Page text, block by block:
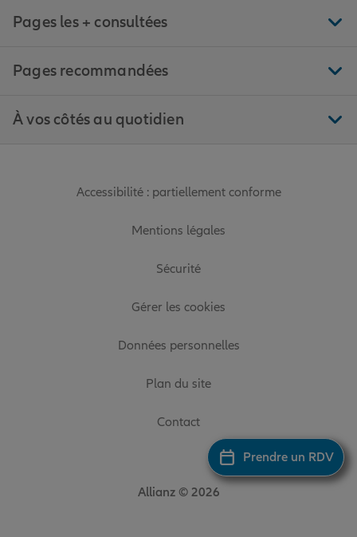
Prendre un RDV
Pages les + consultées
Pages recommandées
À vos côtés au quotidien
Accessibilité : partiellement conforme
Mentions légales
Sécurité
Gérer les cookies
Données personnelles
Plan du site
Contact
Allianz © 2026